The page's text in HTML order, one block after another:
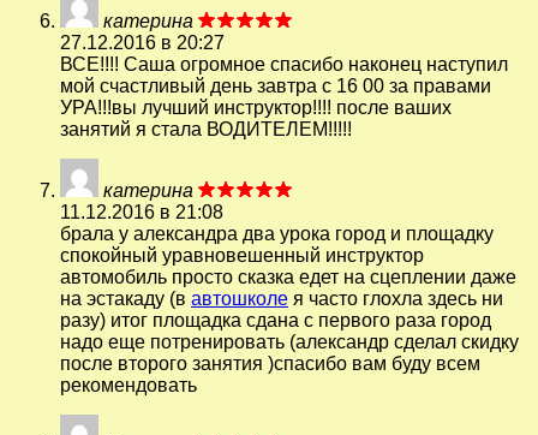
катерина
27.12.2016 в 20:27
ВСЕ!!!! Саша огромное спасибо наконец наступил
мой счастливый день завтра с 16 00 за правами
УРА!!!вы лучший инструктор!!!! после ваших
занятий я стала ВОДИТЕЛЕМ!!!!!
катерина
11.12.2016 в 21:08
брала у александра два урока город и площадку
спокойный уравновешенный инструктор
автомобиль просто сказка едет на сцеплении даже
на эстакаду (в автошколе я часто глохла здесь ни
разу) итог площадка сдана с первого раза город
надо еще потренировать (александр сделал скидку
после второго занятия )спасибо вам буду всем
рекомендовать